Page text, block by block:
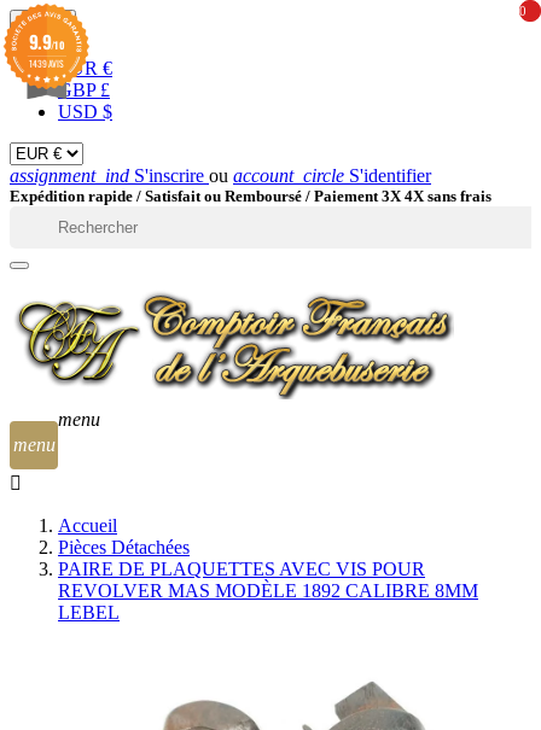
EUR 
EUR €
GBP £
USD $
assignment_ind S'inscrire ou account_circle S'identifier
Expédition rapide / Satisfait ou Remboursé / Paiement 3X 4X sans frais
menu
0
0
menu
Accueil
Pièces Détachées
PAIRE DE PLAQUETTES AVEC VIS POUR
REVOLVER MAS MODÈLE 1892 CALIBRE 8MM
LEBEL
9.9/10
1439 AVIS